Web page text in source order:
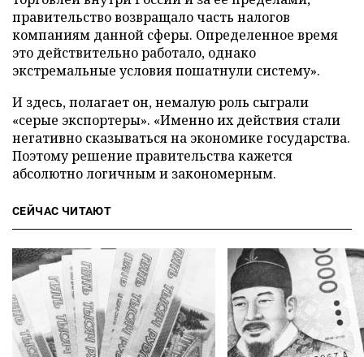
правительство возвращало часть налогов
компаниям данной сферы. Определенное время
это действительно работало, однако
экстремальные условия пошатнули систему».
И здесь, полагает он, немалую роль сыграли
«серые экспортеры». «Именно их действия стали
негативно сказываться на экономике государства.
Поэтому решение правительства кажется
абсолютно логичным и закономерным.
СЕЙЧАС ЧИТАЮТ